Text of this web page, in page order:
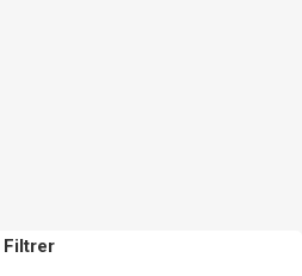
Filtrer